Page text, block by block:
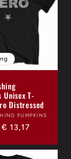
Unisex T-
Distressed
PUMPKINS
Aanbiedingsprijs
€ 13,17